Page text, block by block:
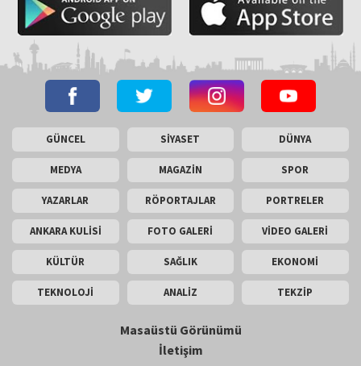
GÜNCEL SİYASET DÜNYA
MEDYA MAGAZİN SPOR
YAZARLAR RÖPORTAJLAR PORTRELER
ANKARA KULİSİ FOTO GALERİ VİDEO GALERİ
KÜLTÜR SAĞLIK EKONOMİ
TEKNOLOJİ ANALİZ TEKZİP
Masaüstü Görünümü
İletişim